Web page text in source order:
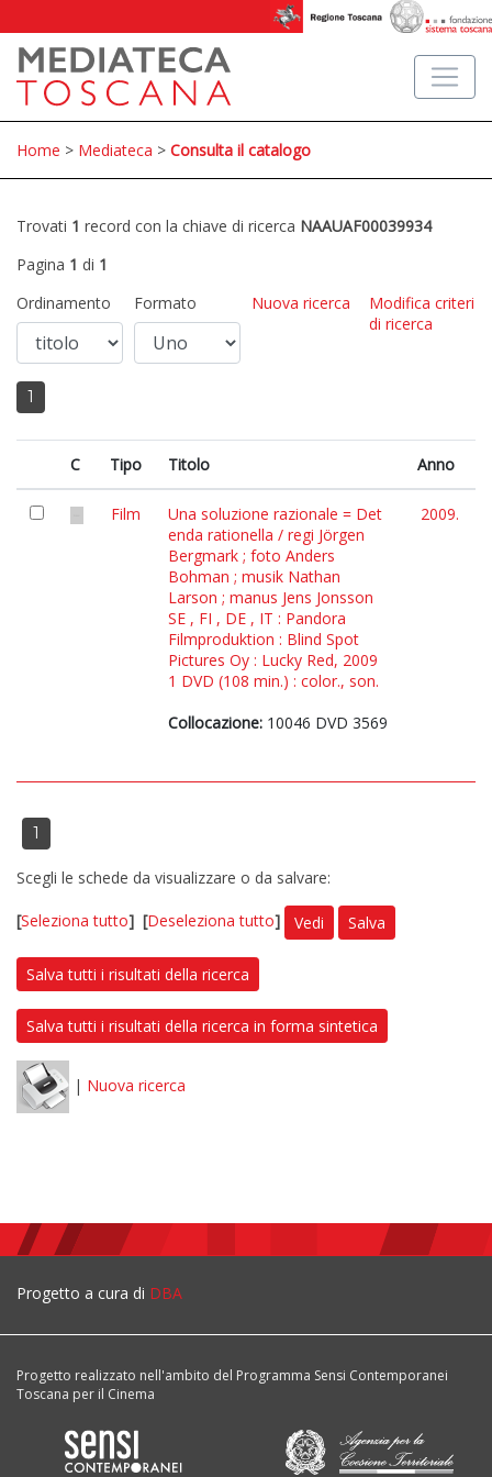
Home > Mediateca > Consulta il catalogo
Trovati 1 record con la chiave di ricerca NAAUAF00039934
Pagina 1 di 1
Ordinamento
Formato Nuova ricerca
Modifica criteri
di ricerca
1
C Tipo Titolo Anno
Film
Una soluzione razionale = Det
enda rationella / regi Jörgen
Bergmark ; foto Anders
Bohman ; musik Nathan
Larson ; manus Jens Jonsson
SE , FI , DE , IT : Pandora
Filmproduktion : Blind Spot
Pictures Oy : Lucky Red, 2009
1 DVD (108 min.) : color., son.
Collocazione: 10046 DVD 3569
2009.
1
Scegli le schede da visualizzare o da salvare:
[Seleziona tutto] [Deseleziona tutto] Vedi Salva
Salva tutti i risultati della ricerca
Salva tutti i risultati della ricerca in forma sintetica
| Nuova ricerca
Progetto a cura di DBA
Progetto realizzato nell'ambito del Programma Sensi Contemporanei
Toscana per il Cinema